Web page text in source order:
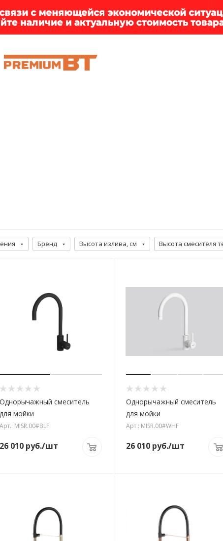
Бренд Высота излива, см Высота смесителя
Однорычажный смеситель
для мойки
Арт.: MISR.00#BLF
26 010 руб./шт
Однорычажный смеситель
для мойки
Арт.: MISR.00#WHF
26 010руб./шт